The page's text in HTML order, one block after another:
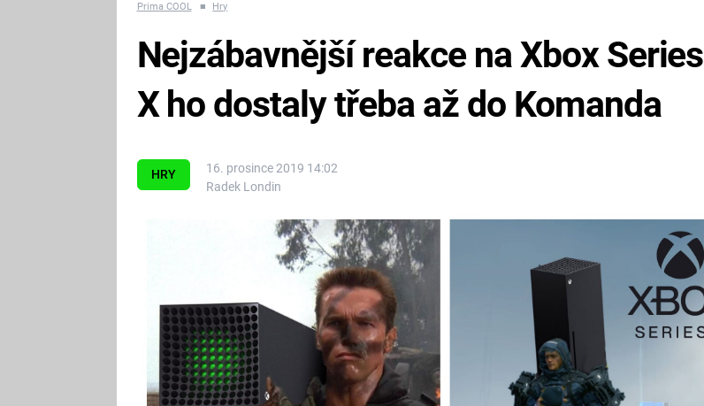
Prima COOL ■ Hry
HRY
16. prosince 2019 14:02
Radek Londin
Nejzábavnější reakce na Xbox Series
X ho dostaly třeba až do Komanda